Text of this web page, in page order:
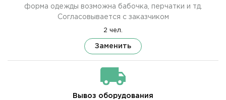
форма одежды возможна бабочка, перчатки и тд.
Согласовывается с заказчиком
2 чел.
Заменить
Вывоз оборудования